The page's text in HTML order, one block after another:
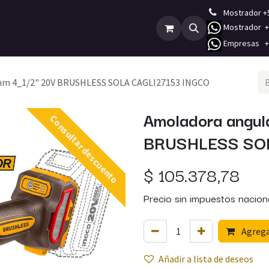
Mostrador
Mostrador
Empresas
2" 20V BRUSHLESS SOLA CAGLI27153 INGCO
Consultar descuento
Amoladora
BRUSHLESS
$ 105.378,78
Precio sin impuestos
Añadir a lista de deseos